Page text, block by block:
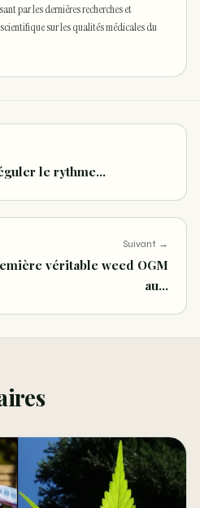
par les dernières recherches et
sur les qualités médicales du
le rythme…
Suivant →
véritable weed OGM
au…